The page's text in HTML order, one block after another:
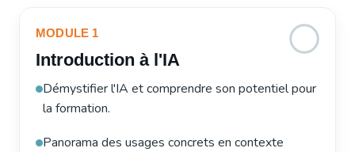
MODULE 1
Introduction à l'IA
Démystifier l'IA et comprendre son potentiel pour
la formation.
Panorama des usages concrets en contexte